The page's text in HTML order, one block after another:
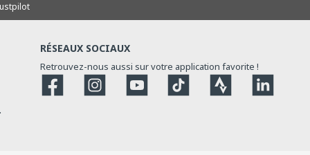
RÉSEAUX SOCIAUX
Retrouvez-nous aussi sur votre application favorite !
Facebook Instagram YouTube TikTok Strava